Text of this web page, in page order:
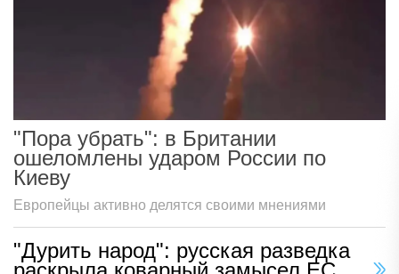
"Пора убрать": в Британии
ошеломлены ударом России по
Киеву
Европейцы активно делятся своими мнениями
"Дурить народ": русская разведка